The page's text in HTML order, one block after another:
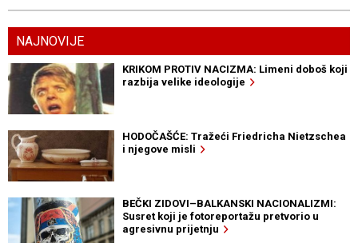
NAJNOVIJE
KRIKOM PROTIV NACIZMA: Limeni doboš koji
razbija velike ideologije
HODOČAŠĆE: Tražeći Friedricha Nietzschea
i njegove misli
BEČKI ZIDOVI–BALKANSKI NACIONALIZMI:
Susret koji je fotoreportažu pretvorio u
agresivnu prijetnju